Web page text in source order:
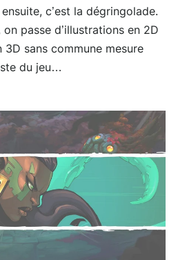
c’est la dégringolade.
on passe d’illustrations en 2D
3D sans commune mesure
du jeu…